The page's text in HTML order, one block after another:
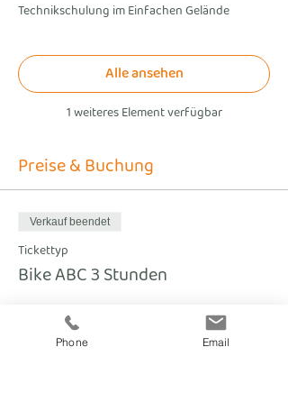
Technikschulung im Einfachen Gelände
1 weiteres Element verfügbar
Alle ansehen
Preise & Buchung
Verkauf beendet
Tickettyp
Bike ABC 3 Stunden
€ 55,00
Phone Email